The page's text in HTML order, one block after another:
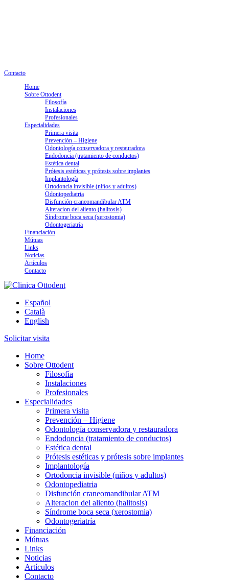
Contacto
Home
Sobre Ottodent
Filosofía
Instalaciones
Profesionales
Especialidades
Primera visita
Prevención – Higiene
Odontología conservadora y restauradora
Endodoncia (tratamiento de conductos)
Estética dental
Prótesis estéticas y prótesis sobre implantes
Implantología
Ortodoncia invisible (niños y adultos)
Odontopediatria
Disfunción craneomandibular ATM
Alteracion del aliento (halitosis)
Síndrome boca seca (xerostomia)
Odontogeriatría
Financiación
Mútuas
Links
Noticias
Artículos
Contacto
Clinica Ottodent
Arte y tecnología dental
Español
Català
English
Solicitar visita
Home
Sobre Ottodent
Filosofía
Instalaciones
Profesionales
Especialidades
Primera visita
Prevención – Higiene
Odontología conservadora y restauradora
Endodoncia (tratamiento de conductos)
Estética dental
Prótesis estéticas y prótesis sobre implantes
Implantología
Ortodoncia invisible (niños y adultos)
Odontopediatria
Disfunción craneomandibular ATM
Alteracion del aliento (halitosis)
Síndrome boca seca (xerostomia)
Odontogeriatría
Financiación
Mútuas
Links
Noticias
Artículos
Contacto